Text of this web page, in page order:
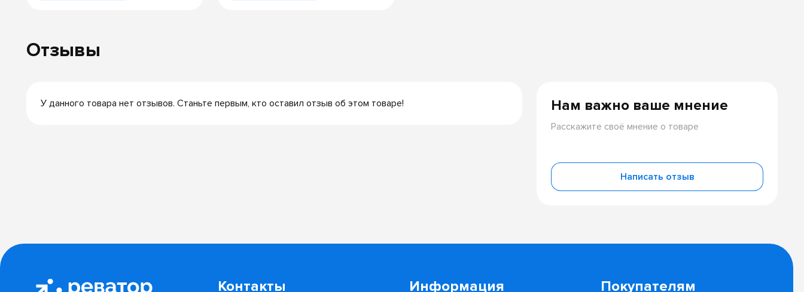
Отзывы
У данного товара нет отзывов. Станьте первым, кто оставил отзыв об этом товаре! Нам важно ваше мнение
Расскажите своё мнение о товаре
Написать отзыв
Контакты Информация Покупателям